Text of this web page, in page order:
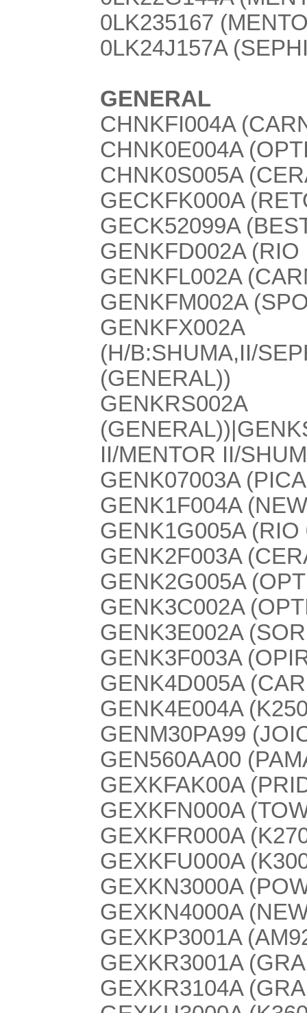
0LK235167
0LK24J157A
GENERAL
CHNKFI004A
CHNK0E004A
CHNK0S005A
GECKFK000A
GECK52099A
GENKFD002A
GENKFL002A
GENKFM002A
GENKFX002A
(H/B:SHUMA,II/
(GENERAL))
II/MENTOR II/
GENK07003A
GENK1F004A
GENK1G005A (RIO
GENK2F003A
GENK2G005A
GENK3C002A
GENK3E002A
GENK3F003A
GENK4D005A
GENK4E004A
GENM30PA99
GEN560AA00
GEXKFAK00A
GEXKFN000A
GEXKFR000A
GEXKFU000A
GEXKN3000A
GEXKN4000A
GEXKP3001A
GEXKR3001A
GEXKR3104A